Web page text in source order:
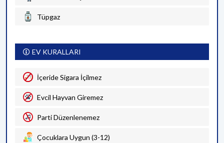
Tüpgaz
EV KURALLARI
İçeride Sigara İçilmez
Evcil Hayvan Giremez
Parti Düzenlenemez
Çocuklara Uygun (3-12)